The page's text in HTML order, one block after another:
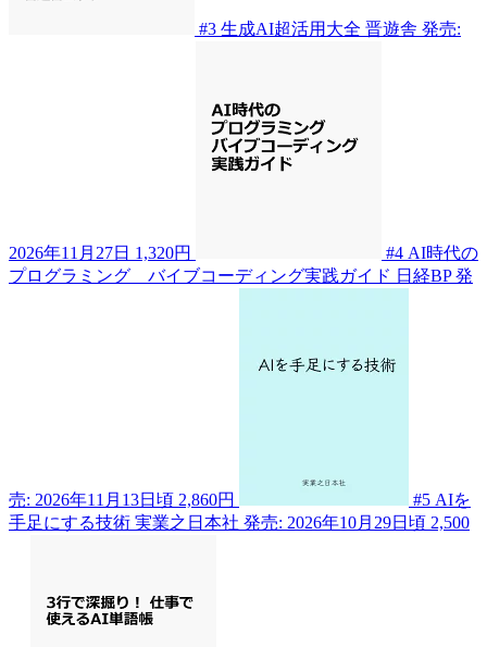
#3 生成AI超活用大全 晋遊舎 発売:
2026年11月27日 1,320円 #4 AI時代の
プログラミング バイブコーディング実践ガイド 日経BP 発
売: 2026年11月13日頃 2,860円 #5 AIを
手足にする技術 実業之日本社 発売: 2026年10月29日頃 2,500